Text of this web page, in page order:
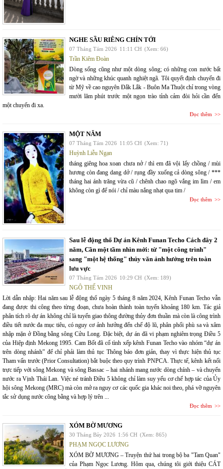
NGHE SẦU RIÊNG CHÍN TỚI
07 Tháng Tám 2026 11:11 CH (Xem: 66)
Trần Kiêm Đoàn
Dòng sống cũng như một dòng sông; có những con nước bất
ngờ và những khúc quanh nghiệt ngã. Tôi quyết định chuyến đi
từ Mỹ về cao nguyên Đắk Lắk - Buôn Ma Thuột chỉ trong vòng
mười lăm phút trước một ngọn trào tỉnh cảm đòi hỏi cần đến
một chuyến đi xa.
Đọc thêm
MỘT NĂM
07 Tháng Tám 2026 11:05 CH (Xem: 71)
Huỳnh Liễu Ngạn
tháng giêng hoa xoan chưa nở / thì em đã vội lấy chồng / mùi
hương còn đang dang dở / rụng đầy xuống cả dòng sông / ***
tháng hai ánh trăng vừa cũ / chênh chao ngõ vắng im lìm / em
không còn gì để nói / chỉ màu nắng nhạt qua tim /
Đọc thêm
Sau lễ động thổ Dự án Kênh Funan Techo Cách đây 2
năm, Cần một tầm nhìn mới: từ "một công trình"
sang "một hệ thống" thủy văn ảnh hưởng trên toàn
lưu vực
07 Tháng Tám 2026 10:29 CH (Xem: 189)
NGÔ THẾ VINH
Lời dẫn nhập: Hai năm sau lễ động thổ ngày 5 tháng 8 năm 2024, Kênh Funan Techo vẫn
đang được thi công theo từng đoạn, chưa hoàn thành toàn tuyến khoảng 180 km. Tác giả
phân tích rõ dự án không chỉ là tuyến giao thông đường thủy đơn thuần mà còn là công trình
điều tiết nước đa mục tiêu, có nguy cơ ảnh hưởng đến chế độ lũ, phân phối phù sa và xâm
nhập mặn ở Đồng bằng sông Cửu Long. Đặc biệt, dự án đã vi phạm nghiêm trọng Điều 5
của Hiệp định Mekong 1995. Cam Bốt đã cố tình xếp kênh Funan Techo vào nhóm “dự án
trên dòng nhánh” để chỉ phải làm thủ tục Thông báo đơn giản, thay vì thực hiện thủ tục
Tham vấn trước (Prior Consultation) bắt buộc theo quy trình PNPCA. Thực tế, kênh kết nối
trực tiếp với sông Mekong và sông Bassac – hai nhánh mang nước dòng chính – và chuyển
nước ra Vịnh Thái Lan. Việc né tránh Điều 5 không chỉ làm suy yếu cơ chế hợp tác của Ủy
hội sông Mekong (MRC) mà còn mở ra nguy cơ các quốc gia khác noi theo, phá vỡ nguyên
tắc sử dụng nước công bằng và hợp lý trên ...
Đọc thêm
XÓM BỜ MƯƠNG
30 Tháng Bảy 2026 1:56 CH (Xem: 865)
PHẠM NGỌC LƯƠNG
XÓM BỜ MƯƠNG – Truyện thứ hai trong bộ ba "Tam Quan"
của Phạm Ngọc Lương. Hôm qua, chúng tôi giới thiệu CÁT